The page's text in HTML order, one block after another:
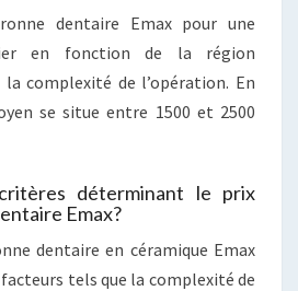
dentaire Emax pour une
en fonction de la région
complexité de l’opération. En
se situe entre 1500 et 2500
déterminant le prix
Emax?
dentaire en céramique Emax
tels que la complexité de